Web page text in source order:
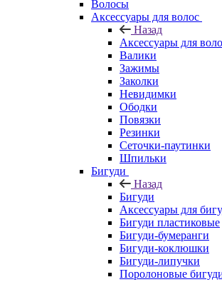
Волосы
Аксессуары для волос
Назад
Аксессуары для
Валики
Зажимы
Заколки
Невидимки
Ободки
Повязки
Резинки
Сеточки-паутинки
Шпильки
Бигуди
Назад
Бигуди
Аксессуары для
Бигуди пластиковые
Бигуди-бумеранги
Бигуди-коклюшки
Бигуди-липучки
Поролоновые